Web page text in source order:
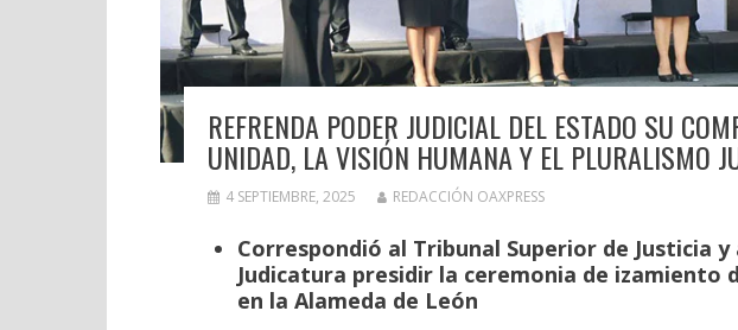
REFRENDA PODER JUDICIAL DEL ESTADO SU
UNIDAD, LA VISIÓN HUMANA Y EL PLURALISMO
4 SEPTIEMBRE, 2025 REDACCIÓN OAXPRESS
Correspondió al Tribunal Superior de Justicia y
Judicatura presidir la ceremonia de izamiento
en la Alameda de León